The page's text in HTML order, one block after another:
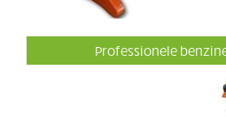
Professionele